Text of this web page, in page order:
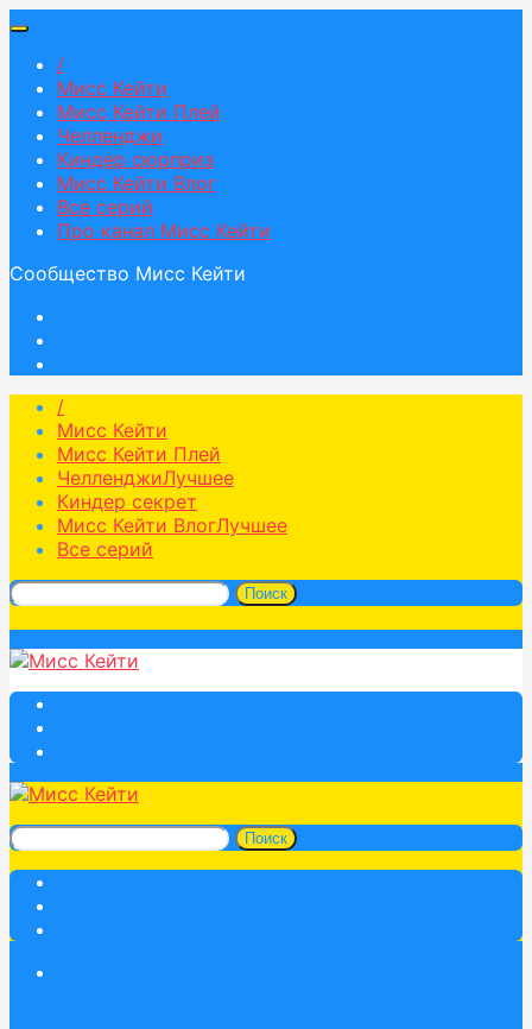
/
Мисс Кейти
Мисс Кейти Плей
Челленджи
Киндер сюрприз
Мисс Кейти Влог
Все серий
Про канал Мисс Кейти
Сообщество Мисс Кейти
/
Мисс Кейти
Мисс Кейти Плей
ЧелленджиЛучшее
Киндер секрет
Мисс Кейти ВлогЛучшее
Все серий
Поиск
Поиск